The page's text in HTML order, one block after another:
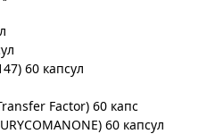
60 капсул
Factor) 60 капс
60 капсул